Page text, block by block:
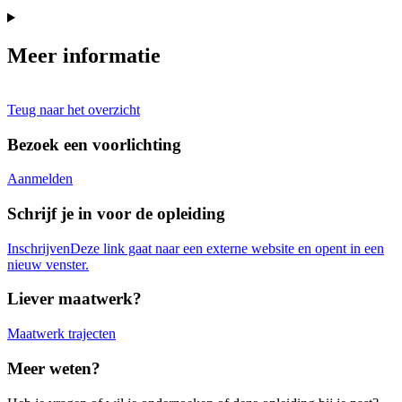
Meer informatie
Teug naar het overzicht
Bezoek een voorlichting
Aanmelden
Schrijf je in voor de opleiding
InschrijvenDeze link gaat naar een externe website en opent in een
nieuw venster.
Liever maatwerk?
Maatwerk trajecten
Meer weten?